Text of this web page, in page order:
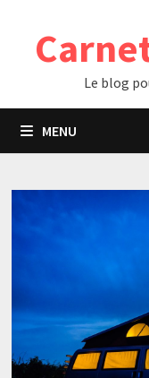
contenu
Le blog
MENU